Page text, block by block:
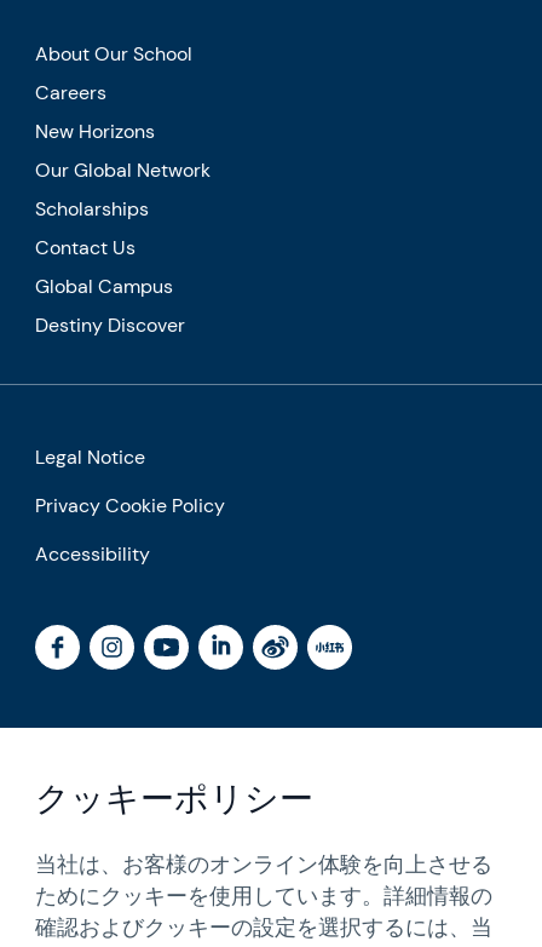
About Our School
Careers
New Horizons
Our Global Network
Scholarships
Contact Us
Global Campus
Destiny Discover
Legal Notice
Privacy Cookie Policy
Accessibility
クッキーポリシー
当社は、お客様のオンライン体験を向上させる
ためにクッキーを使用しています。詳細情報の
確認およびクッキーの設定を選択するには、当